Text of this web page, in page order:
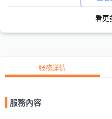
看更
服務詳情
服務內容